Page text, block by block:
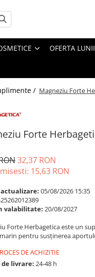
OFERTA LUNII
/ Magneziu Forte
Forte
32,37 RON
15,63 RON
05/08/2026 15:35
valabilitate: 20/08/2027
Forte Herbagetica este un
pentru susținerea
DE ACHIZITIE
livrare: 24-48 h